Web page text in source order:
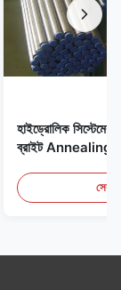
হাইড্রোলিক সিস্টেমের
ব্রাইট Annealing
সেরা